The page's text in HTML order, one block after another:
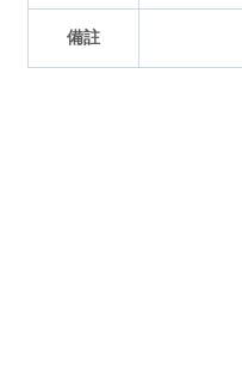
備註